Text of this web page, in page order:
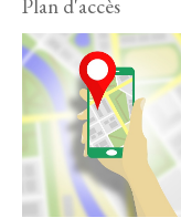
Plan d'accès